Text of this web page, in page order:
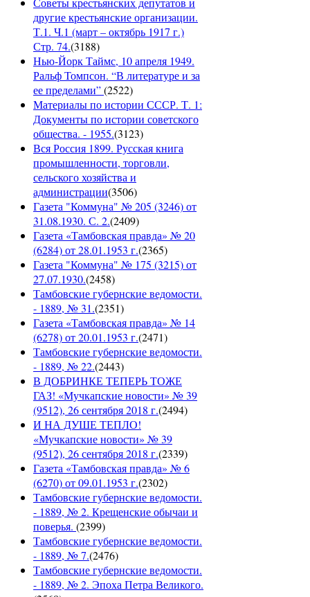
другие крестьянские организации.
Т.1. Ч.1 (март – октябрь 1917 г.)
Стр. 74.(3188)
Нью-Йорк Таймс, 10 апреля 1949.
Ральф Томпсон. “В литературе и за
ее пределами”(2522)
Материалы по истории СССР. Т. 1:
Документы по истории советского
общества. - 1955.(3123)
Вся Россия 1899. Русская книга
промышленности, торговли,
сельского хозяйства и
администрации(3506)
Газета "Коммуна" № 205 (3246) от
31.08.1930. С. 2.(2409)
Газета «Тамбовская правда» № 20
(6284) от 28.01.1953 г.(2365)
Газета "Коммуна" № 175 (3215) от
27.07.1930.(2458)
Тамбовские губернские ведомости.
- 1889, № 31.(2351)
Газета «Тамбовская правда» № 14
(6278) от 20.01.1953 г.(2471)
Тамбовские губернские ведомости.
- 1889, № 22.(2443)
В ДОБРИНКЕ ТЕПЕРЬ ТОЖЕ
ГАЗ! «Мучкапские новости» № 39
(9512), 26 сентября 2018 г.(2494)
И НА ДУШЕ ТЕПЛО!
«Мучкапские новости» № 39
(9512), 26 сентября 2018 г.(2339)
Газета «Тамбовская правда» № 6
(6270) от 09.01.1953 г.(2302)
Тамбовские губернские ведомости.
- 1889, № 2. Крещенские обычаи и
поверья. (2399)
Тамбовские губернские ведомости.
- 1889, № 7.(2476)
Тамбовские губернские ведомости.
- 1889, № 2. Эпоха Петра Великого.